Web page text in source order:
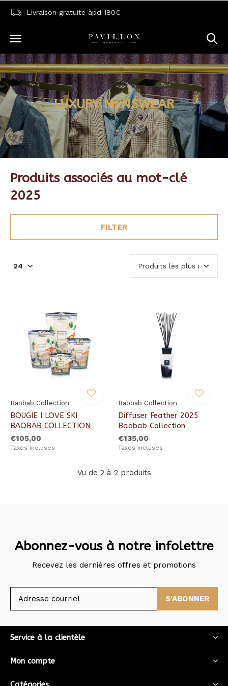
Livraison gratuite àpd 180€
LUXURY MENSWEAR
Produits associés au mot-clé
2025
FILTER
Baobab Collection
BOUGIE I LOVE SKI
BAOBAB COLLECTION
€105,00
Taxes incluses
Baobab Collection
Diffuser Feather 2025
Baobab Collection
€135,00
Taxes incluses
Vu de 2 à 2 produits
Abonnez-vous à notre infolettre
Recevez les dernières offres et promotions
S'ABONNER
Service à la clientèle
Mon compte